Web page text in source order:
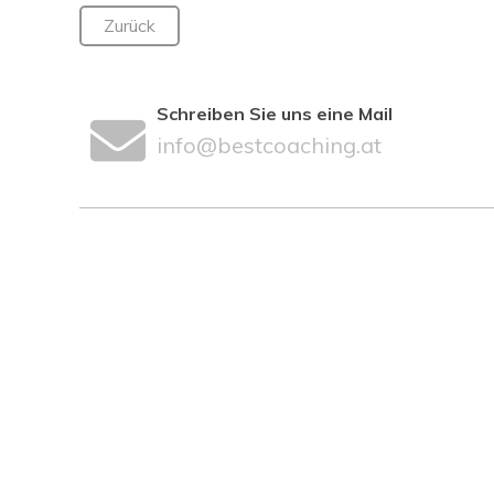
Zurück
Schreiben Sie uns eine Mail
info@bestcoaching.at